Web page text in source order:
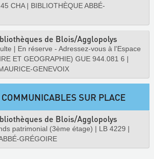
CHA| BIBLIOTHÈQUE ABBÉ-
de Blois/Agglopolys
| En réserve - Adressez-vous à l'Espace
ET GEOGRAPHIE) GUE 944.081 6 |
GENEVOIX
SUR PLACE
de Blois/Agglopolys
patrimonial (3ème étage) | LB 4229 |
GRÉGOIRE